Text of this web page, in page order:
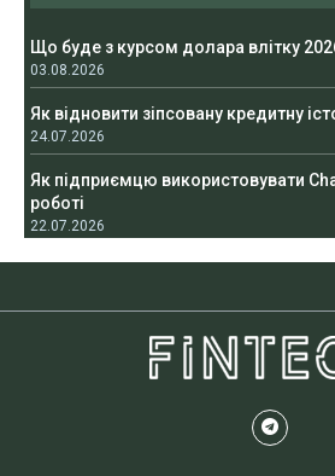
Що буде з курсом долара влітку
03.08.2026
Як відновити зіпсовану кредитну
24.07.2026
Як підприємцю використовувати
роботі
22.07.2026